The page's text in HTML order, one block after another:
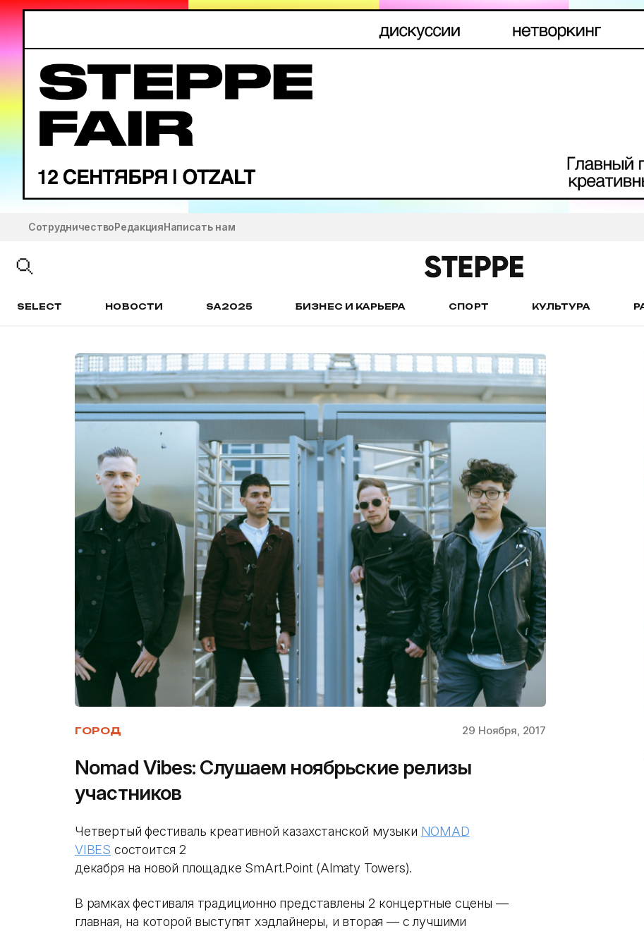
СотрудничествоРедакцияНаписать нам
SELECT НОВОСТИ SA2025 БИЗНЕС И КАРЬЕРА СПОРТ КУЛЬТУРА
ГОРОД 29 Ноября, 2017
Nomad Vibes: Слушаем ноябрьские релизы
участников
Четвертый фестиваль креативной казахстанской музыки NOMAD
VIBES состоится 2
декабря на новой площадке SmArt.Point (Almaty Towers).
В рамках фестиваля традиционно представлены 2 концертные сцены —
главная, на которой выступят хэдлайнеры, и вторая — с лучшими